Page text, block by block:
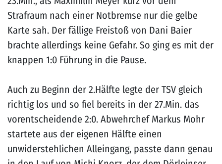
Strafraum nach einer Notbremse nur die gelbe
Karte sah. Der fällige Freistoß von Dani Baier
brachte allerdings keine Gefahr. So ging es mit der
knappen 1:0 Führung in die Pause.
Auch zu Beginn der 2.Hälfte legte der TSV gleich
richtig los und so fiel bereits in der 27.Min. das
vorentscheidende 2:0. Abwehrchef Markus Mohr
startete aus der eigenen Hälfte einen
unwiderstehlichen Alleingang, passte dann genau